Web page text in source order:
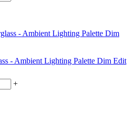
- Ambient Lighting Palette Dim Edit
+